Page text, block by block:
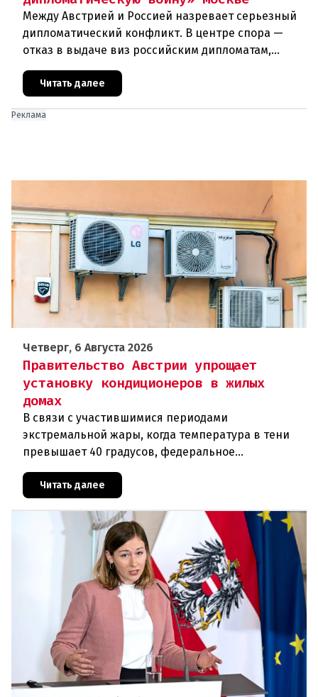
Между Австрией и Россией назревает серьезный
дипломатический конфликт. В центре спора —
отказ в выдаче виз российским дипломатам,
международных организаций, которые
Читать далее
Реклама
Четверг, 6 Августа 2026
Правительство Австрии упрощает
установку кондиционеров в жилых
домах
В связи с участившимися периодами
экстремальной жары, когда температура в тени
превышает 40 градусов, федеральное
проблемы перегрева жилых помещений. В среду н
Читать далее